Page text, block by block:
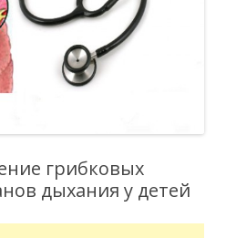
грибковых
дыхания у детей